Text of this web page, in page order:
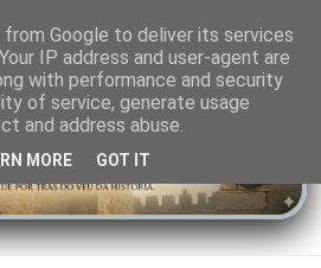
Google to deliver its services
IP address and user-agent are
with performance and security
of service, generate usage
and address abuse.
MORE GOT IT